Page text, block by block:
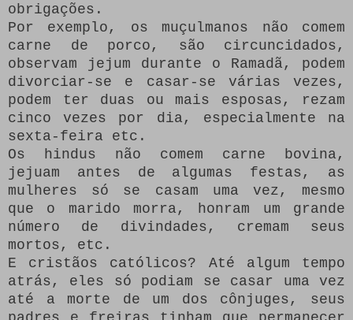
obrigações.
Por exemplo, os muçulmanos não comem
carne de porco, são circuncidados,
observam jejum durante o Ramadã, podem
divorciar-se e casar-se várias vezes,
podem ter duas ou mais esposas, rezam
cinco vezes por dia, especialmente na
sexta-feira etc.
Os hindus não comem carne bovina,
jejuam antes de algumas festas, as
mulheres só se casam uma vez, mesmo
que o marido morra, honram um grande
número de divindades, cremam seus
mortos, etc.
E cristãos católicos?
Até algum tempo
atrás, eles só podiam se casar uma vez
até a morte de um dos cônjuges, seus